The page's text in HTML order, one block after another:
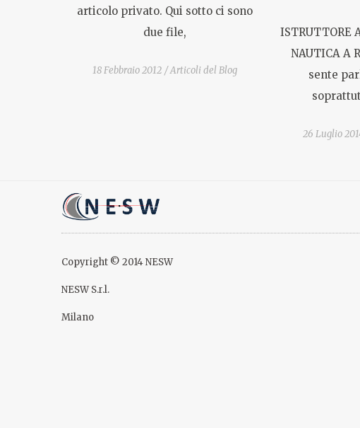
articolo privato. Qui sotto ci sono
due file,
18 Febbraio 2012 Articoli del Blog
ISTRUTTORE
NAUTICA A
sente
26 Luglio
Copyright © 2014 NESW
NESW S.r.l.
Milano